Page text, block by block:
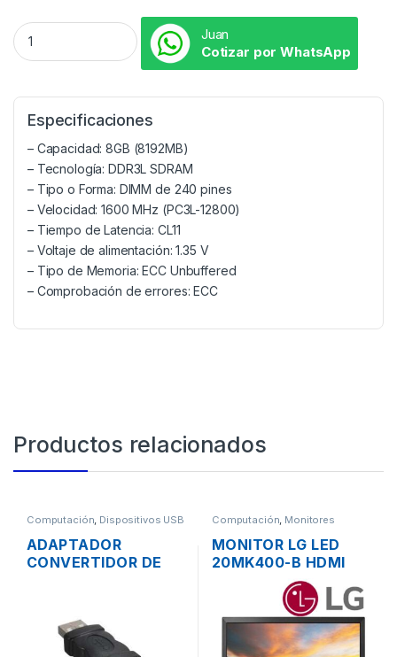
Juan
Cotizar por WhatsApp
Especificaciones
– Capacidad: 8GB (8192MB)
– Tecnología: DDR3L SDRAM
– Tipo o Forma: DIMM de 240 pines
– Velocidad: 1600 MHz (PC3L-12800)
– Tiempo de Latencia: CL11
– Voltaje de alimentación: 1.35 V
– Tipo de Memoria: ECC Unbuffered
– Comprobación de errores: ECC
Productos relacionados
Computación, Dispositivos USB
ADAPTADOR
CONVERTIDOR DE
Computación, Monitores
MONITOR LG LED
20MK400-B HDMI
VGA FLAT PANEL
WIDE SCREEN DE
20”